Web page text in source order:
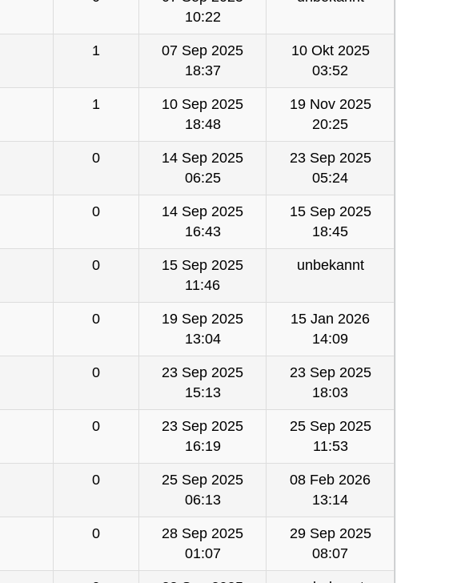
10:22
1
07 Sep 2025
18:37
10 Okt 2025
03:52
1
10 Sep 2025
18:48
19 Nov 2025
20:25
0
14 Sep 2025
06:25
23 Sep 2025
05:24
0
14 Sep 2025
16:43
15 Sep 2025
18:45
0
15 Sep 2025
11:46
unbekannt
0
19 Sep 2025
13:04
15 Jan 2026
14:09
0
23 Sep 2025
15:13
23 Sep 2025
18:03
0
23 Sep 2025
16:19
25 Sep 2025
11:53
0
25 Sep 2025
06:13
08 Feb 2026
13:14
0
28 Sep 2025
01:07
29 Sep 2025
08:07